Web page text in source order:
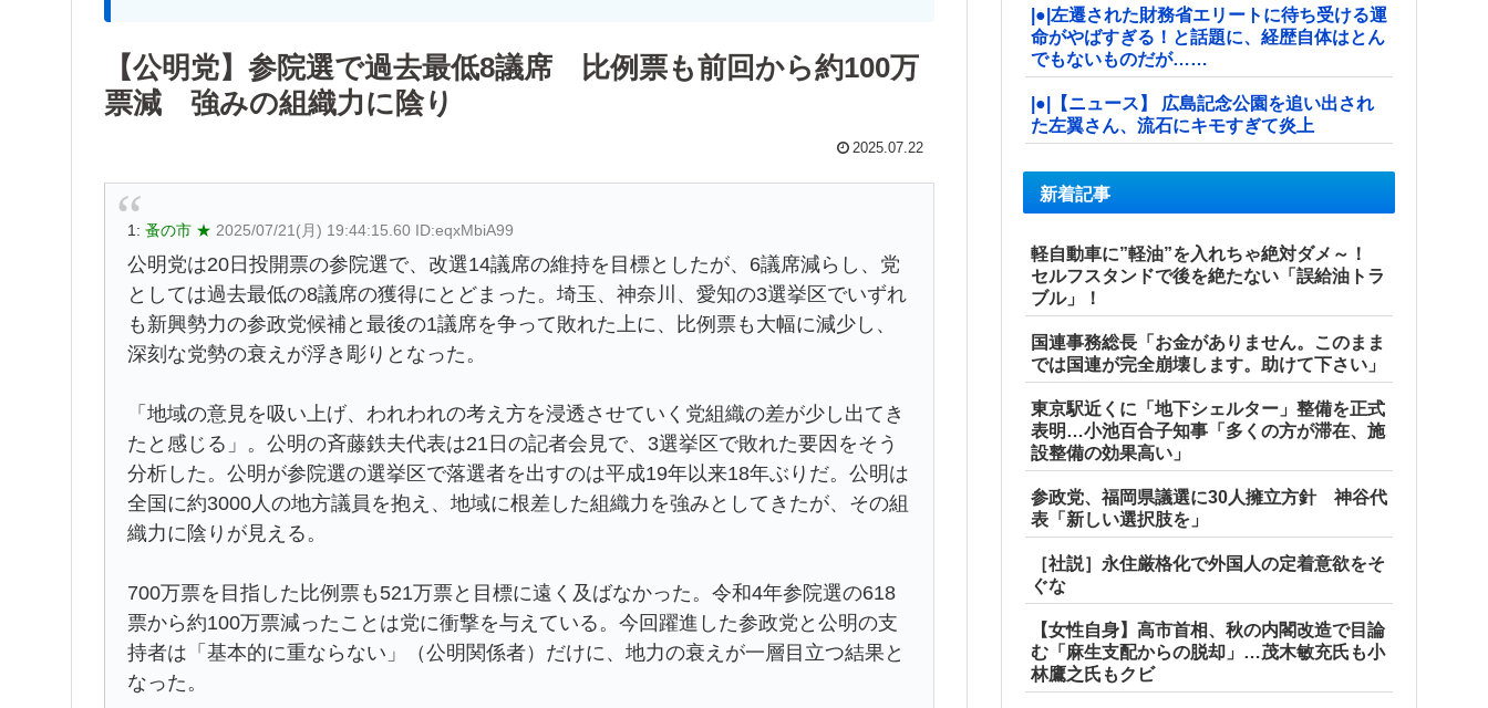
【公明党】参院選で過去最低8議席 比例票も前回から約100万
票減 強みの組織力に陰り
2025.07.22
1: 蚤の市 ★ 2025/07/21(月) 19:44:15.60 ID:eqxMbiA99
公明党は20日投開票の参院選で、改選14議席の維持を目標としたが、6議席減らし、党
としては過去最低の8議席の獲得にとどまった。埼玉、神奈川、愛知の3選挙区でいずれ
も新興勢力の参政党候補と最後の1議席を争って敗れた上に、比例票も大幅に減少し、
深刻な党勢の衰えが浮き彫りとなった。
「地域の意見を吸い上げ、われわれの考え方を浸透させていく党組織の差が少し出てき
たと感じる」。公明の斉藤鉄夫代表は21日の記者会見で、3選挙区で敗れた要因をそう
分析した。公明が参院選の選挙区で落選者を出すのは平成19年以来18年ぶりだ。公明は
全国に約3000人の地方議員を抱え、地域に根差した組織力を強みとしてきたが、その組
織力に陰りが見える。
700万票を目指した比例票も521万票と目標に遠く及ばなかった。令和4年参院選の618
票から約100万票減ったことは党に衝撃を与えている。今回躍進した参政党と公明の支
持者は「基本的に重ならない」（公明関係者）だけに、地力の衰えが一層目立つ結果と
なった。
|●|左遷された財務省エリートに待ち受ける運
命がやばすぎる！と話題に、経歴自体はとん
でもないものだが……
|●|【ニュース】 広島記念公園を追い出され
た左翼さん、流石にキモすぎて炎上
新着記事
軽自動車に”軽油”を入れちゃ絶対ダメ～！
セルフスタンドで後を絶たない「誤給油トラ
ブル」！
国連事務総長「お金がありません。このまま
では国連が完全崩壊します。助けて下さい」
東京駅近くに「地下シェルター」整備を正式
表明…小池百合子知事「多くの方が滞在、施
設整備の効果高い」
参政党、福岡県議選に30人擁立方針 神谷代
表「新しい選択肢を」
［社説］永住厳格化で外国人の定着意欲をそ
ぐな
【女性自身】高市首相、秋の内閣改造で目論
む「麻生支配からの脱却」…茂木敏充氏も小
林鷹之氏もクビ